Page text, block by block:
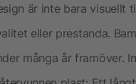
är inte bara visuellt
eller prestanda.
många år framöver.